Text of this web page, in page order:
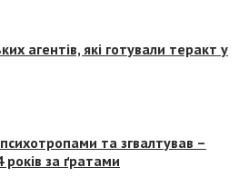
агентів, які готували теракт у
та згвалтував –
за ґратами